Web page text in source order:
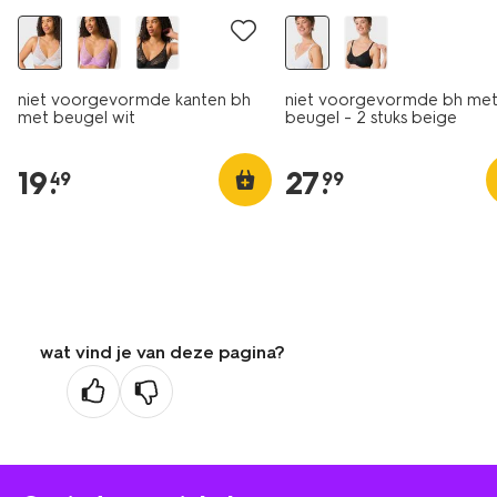
niet voorgevormde kanten bh
met beugel wit
19.
49
niet voorgevormde bh
beugel - 2 stuks beige
27.
99
wat vind je van deze pagina?